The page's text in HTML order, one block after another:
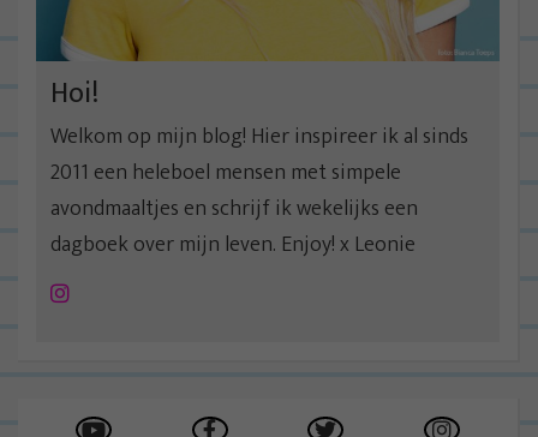
Hoi!
Welkom op mijn blog! Hier inspireer ik al sinds
2011 een heleboel mensen met simpele
avondmaaltjes en schrijf ik wekelijks een
dagboek over mijn leven. Enjoy! x Leonie
Instagram